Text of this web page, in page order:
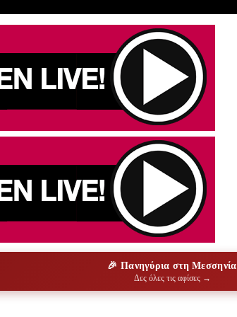
🎉 Πανηγύρια στη Μεσσηνία
Δες όλες τις αφίσες →